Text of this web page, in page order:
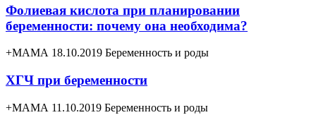
Фолиевая кислота при планировании
беременности: почему она необходима?
+МАМА 18.10.2019 Беременность и роды
ХГЧ при беременности
+МАМА 11.10.2019 Беременность и роды